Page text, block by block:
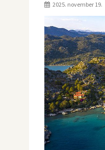
2025. november 19.